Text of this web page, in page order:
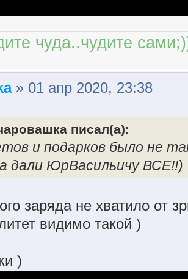
чуда..чудите
» 01 апр 2020, 23:38
писал(а):
и подарков было не
дали ЮрВасильичу ВСЕ!!)
заряда не хватило от
видимо такой )
)